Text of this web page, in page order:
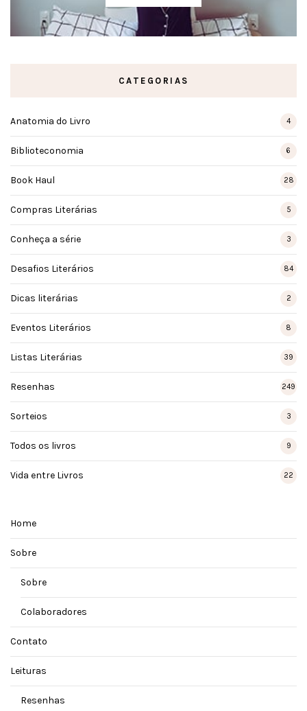
CATEGORIAS
Anatomia do Livro 4
Biblioteconomia 6
Book Haul 28
Compras Literárias 5
Conheça a série 3
Desafios Literários 84
Dicas literárias 2
Eventos Literários 8
Listas Literárias 39
Resenhas 249
Sorteios 3
Todos os livros 9
Vida entre Livros 22
Home
Sobre
Sobre
Colaboradores
Contato
Leituras
Resenhas